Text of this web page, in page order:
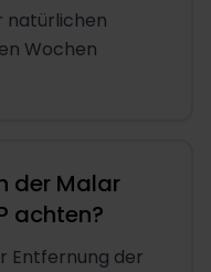
natürlichen
Wochen
der Malar
achten?
Entfernung der